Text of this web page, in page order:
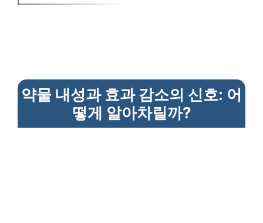
약물 내성과 효과 감소의 신호: 어
떻게 알아차릴까?